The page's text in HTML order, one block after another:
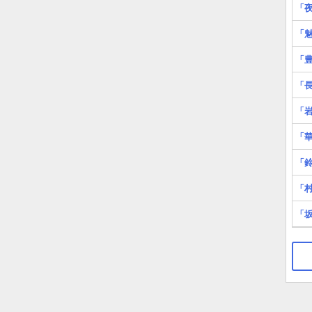
「
「
「
「
「
「
「
「
「